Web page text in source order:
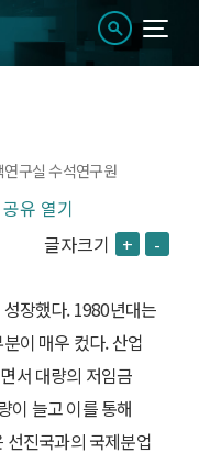
연구실 수석연구원
공유 열기
글자크기 + -
장했다. 1980년대는
이 매우 컸다. 산업
서 대량의 저임금
이 늘고 이를 통해
선진국과의 국제분업